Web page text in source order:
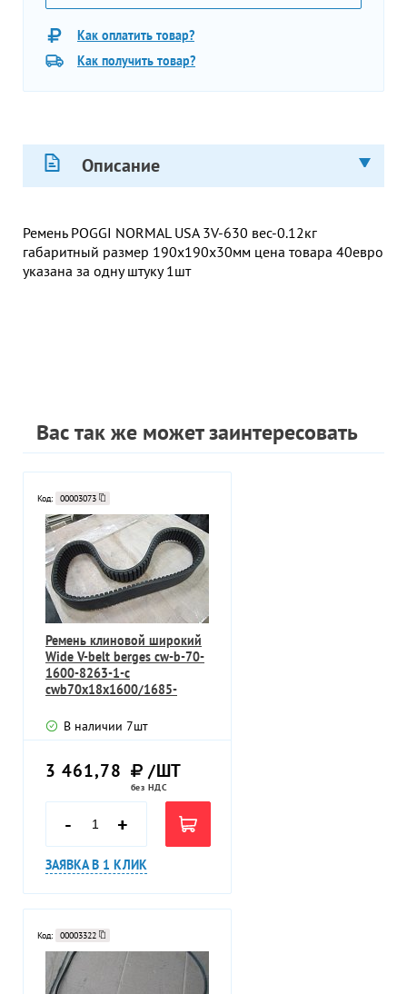
Как оплатить товар?
Как получить товар?
Описание
Ремень POGGI NORMAL USA 3V-630 вес-0.12кг
габаритный размер 190х190х30мм цена товара 40евро
указана за одну штуку 1шт
Вас так же может заинтересовать
Код: 00003073
Ремень клиновой широкий
Wide V-belt berges cw-b-70-
1600-8263-1-c
cwb70х18х1600/1685-
В наличии 7шт
3 461,78 /ШТ
без НДС
- +
ЗАЯВКА В 1 КЛИК
Код: 00003322